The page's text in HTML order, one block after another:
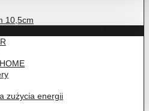
10,5cm
zużycia energii